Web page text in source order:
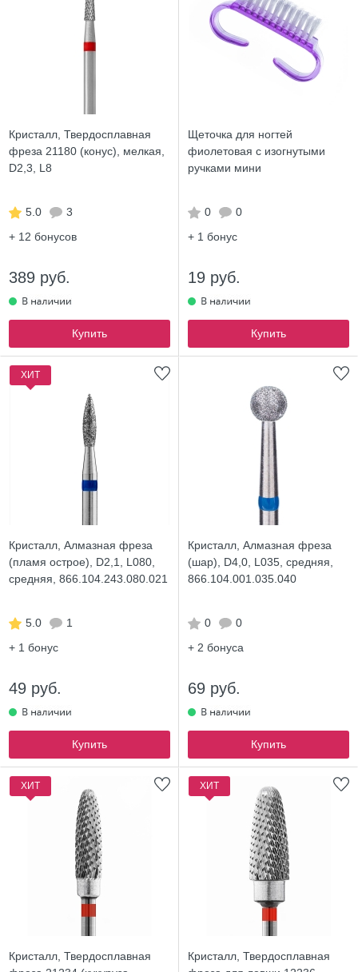
Кристалл, Твердосплавная
фреза 21180 (конус), мелкая,
D2,3, L8
5.0
3
+ 12 бонусов
389 руб.
Купить
Щеточка для ногтей
фиолетовая с изогнутыми
ручками мини
0
0
+ 1 бонус
19 руб.
Купить
ХИТ
Кристалл, Алмазная фреза
(пламя острое), D2,1, L080,
средняя, 866.104.243.080.021
5.0
1
+ 1 бонус
49 руб.
Купить
Кристалл, Алмазная фреза
(шар), D4,0, L035, средняя,
866.104.001.035.040
0
0
+ 2 бонуса
69 руб.
Купить
ХИТ
Кристалл, Твердосплавная
ХИТ
Кристалл, Твердосплавная